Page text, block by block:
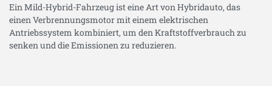
Ein Mild-Hybrid-Fahrzeug ist eine Art von Hybridauto, das
einen Verbrennungsmotor mit einem elektrischen
Antriebssystem kombiniert, um den Kraftstoffverbrauch zu
senken und die Emissionen zu reduzieren.